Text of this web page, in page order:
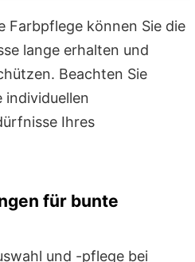
Farbpflege können Sie die
lange erhalten und
Beachten Sie
individuellen
Ihres
für bunte
und -pflege bei